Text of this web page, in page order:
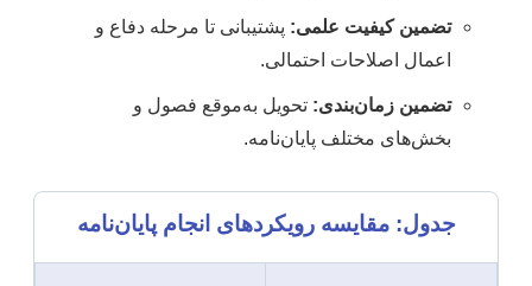
تضمین کیفیت علمی:پشتیبانی تا مرحله دفاع و
اعمال اصلاحات احتمالی.
تضمین زمان‌بندی:تحویل به‌موقع فصول و
بخش‌های مختلف پایان‌نامه.
جدول: مقایسه رویکردهای انجام پایان‌نامه